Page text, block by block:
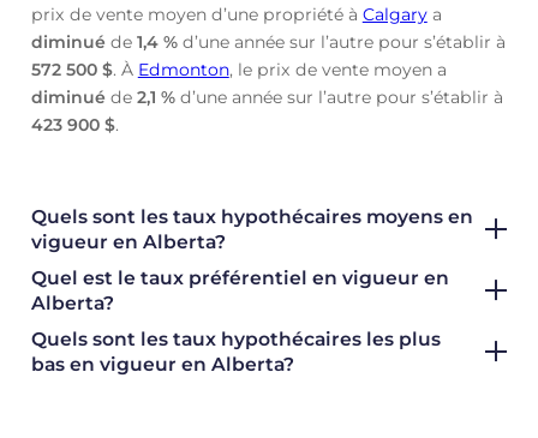
prix de vente moyen d’une propriété à Calgarya
diminué de 1,4 %d’une année sur l’autre pour s’établir à
572 500 $. À Edmonton, le prix de vente moyen a
diminué de 2,1 %d’une année sur l’autre pour s’établir à
423 900 $.
Quels sont les taux hypothécaires moyens en
vigueur en Alberta?
Quel est le taux préférentiel en vigueur en
Alberta?
Quels sont les taux hypothécaires les plus
bas en vigueur en Alberta?